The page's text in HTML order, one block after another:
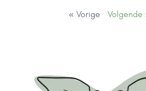
« Vorige Volgende